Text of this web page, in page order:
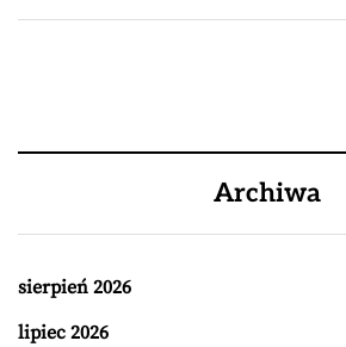
Archiwa
sierpień 2026
lipiec 2026